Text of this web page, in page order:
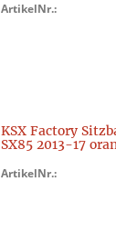
ArtikelNr.:
KSX Factory
SX85 2013-17
ArtikelNr.: